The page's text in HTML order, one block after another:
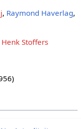
, Raymond Haverlag,
Henk Stoffers